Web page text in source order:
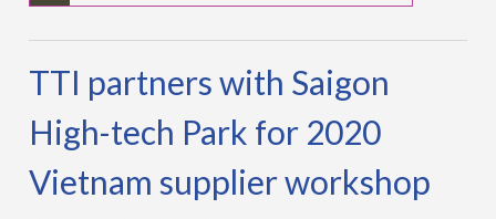
TTI partners with Saigon
High-tech Park for 2020
Vietnam supplier workshop